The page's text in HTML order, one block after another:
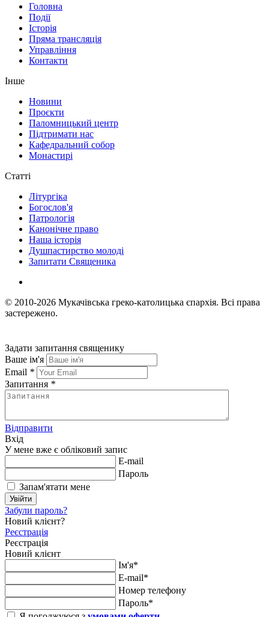
Головна
Події
Історія
Пряма трансляція
Управління
Контакти
Інше
Новини
Проєкти
Паломницький центр
Підтримати нас
Кафедральний собор
Монастирі
Статті
Літургіка
Богослов'я
Патрологія
Канонічне право
Наша історія
Душпастирство молоді
Запитати Священика
© 2010-2026 Мукачівська греко-католицька єпархія. Всі права
застережено.
Задати запитання священику
Ваше ім'я
Email *
Запитання *
Відправити
Вхід
У мене вже є обліковий запис
E-mail
Пароль
Запам'ятати мене
Увійти
Забули пароль?
Новий клієнт?
Реєстрація
Реєстрація
Новий клієнт
Ім'я*
E-mail*
Номер телефону
Пароль*